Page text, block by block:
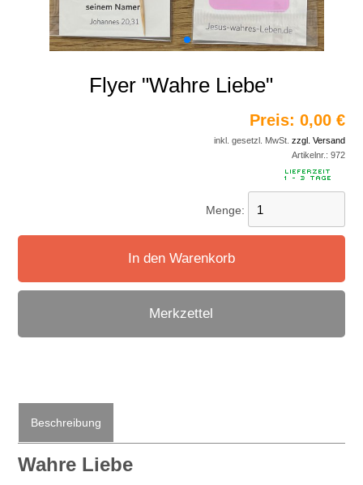
Flyer "Wahre Liebe"
Preis: 0,00 €
inkl. gesetzl. MwSt. zzgl. Versand
Artikelnr.: 972
Menge:
In den Warenkorb
Merkzettel
Beschreibung
Wahre Liebe